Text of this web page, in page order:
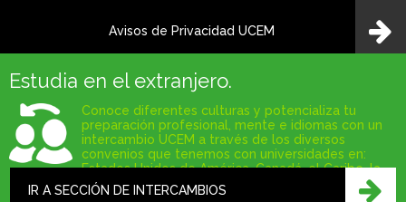
Avisos de Privacidad UCEM
Estudia en el extranjero.
Conoce diferentes culturas y potencializa tu
preparación profesional, mente e idiomas con un
intercambio UCEM a través de los diversos
convenios que tenemos con universidades en:
Estados Unidos de América, Canadá, el Caribe, la
Unión Europea y América Latina.
IR A SECCIÓN DE INTERCAMBIOS